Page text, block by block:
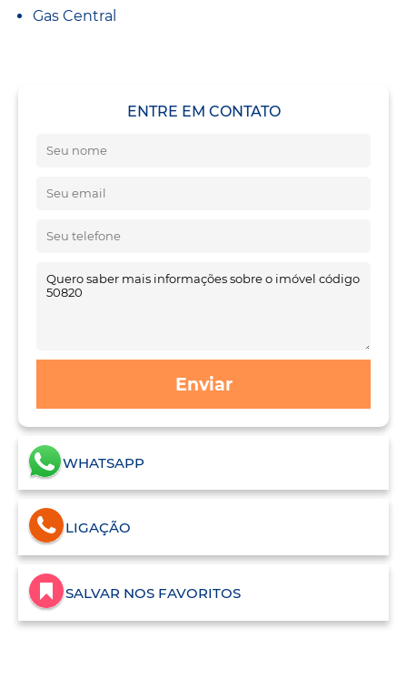
Gas Central
ENTRE EM CONTATO
Enviar
WHATSAPP
LIGAÇÃO
SALVAR NOS FAVORITOS